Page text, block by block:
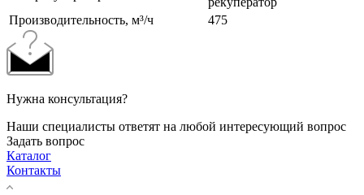
Производительность, м³/ч
475
Нужна консультация?
Наши специалисты ответят на любой интересующий вопрос
Задать вопрос
Каталог
Контакты